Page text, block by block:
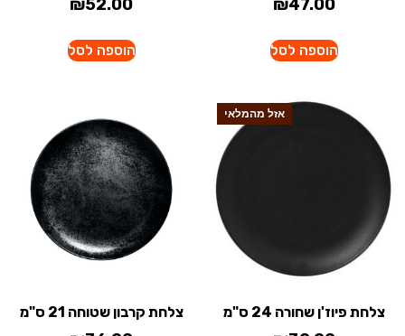
₪47.00
הוספה לסל
₪52.00
הוספה לסל
אזל מהמלאי
צלחת פיוז'ן שחורה 24 ס"מ צלחת קרבון שטוחה 21 ס"מ